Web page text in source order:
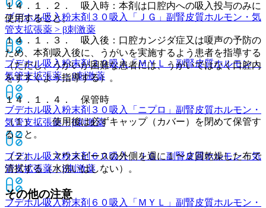
ブデホル吸入粉末剤３０吸入「ＪＧ」 副腎皮質ホルモン・気
管支拡張薬 > β刺激薬
ブデホル吸入粉末剤３０吸入「ＭＹＬ」 副腎皮質ホルモン・
気管支拡張薬 > β刺激薬
ブデホル吸入粉末剤３０吸入「ニプロ」 副腎皮質ホルモン・
気管支拡張薬 > β刺激薬
ブデホル吸入粉末剤６０吸入「ＪＧ」副腎皮質ホルモン・気
管支拡張薬 > β刺激薬
ブデホル吸入粉末剤６０吸入「ＭＹＬ」 副腎皮質ホルモン・
１４．１．２． 吸入時：本剤は口腔内への吸入投与のみに
使用すること。
１４．１．３． 吸入後：口腔カンジダ症又は嗄声の予防の
ため、本剤吸入後に、うがいを実施するよう患者を指導する
（ただし、うがいが困難な患者には、うがいではなく口腔内
をすすぐよう指導する）。
１４．１．４． 保管時
（１）． 使用後は必ずキャップ（カバー）を閉めて保管す
ること。
（２）． マウスピースの外側を週に１〜２回乾燥した布で
清拭する（水洗いはしない）。
その他の注意